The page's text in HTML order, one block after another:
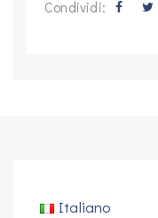
Condividi:
Italiano